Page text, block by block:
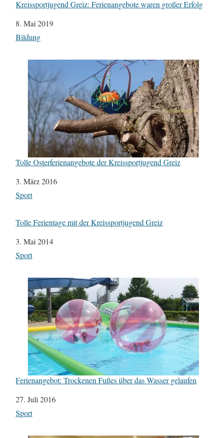
Kreissportjugend Greiz: Ferienangebote waren großer Erfolg
Datum
8. Mai 2019
In Bezug auf
Bildung
Tolle Osterferienangebote der Kreissportjugend Greiz
Datum
3. März 2016
In Bezug auf
Sport
Tolle Ferientage mit der Kreissportjugend Greiz
Datum
3. Mai 2014
In Bezug auf
Sport
Ferienangebot: Trockenen Fußes über das Wasser gelaufen
Datum
27. Juli 2016
In Bezug auf
Sport